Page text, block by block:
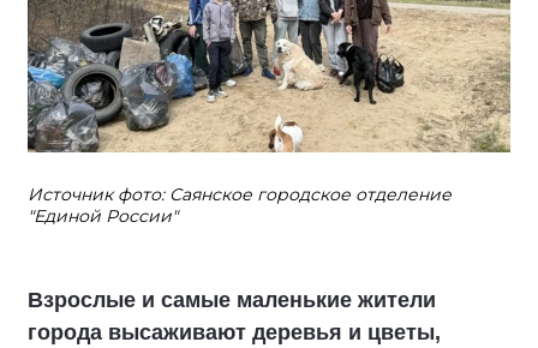
Источник фото: Саянское городское отделение
"Единой России"
Взрослые и самые маленькие жители
города высаживают деревья и цветы,